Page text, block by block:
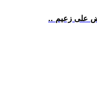
على زعيم